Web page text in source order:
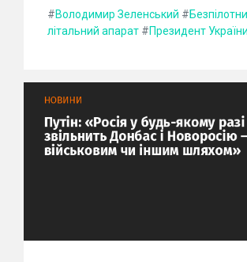
#Володимир Зеленський #
літальний апарат #Президент України